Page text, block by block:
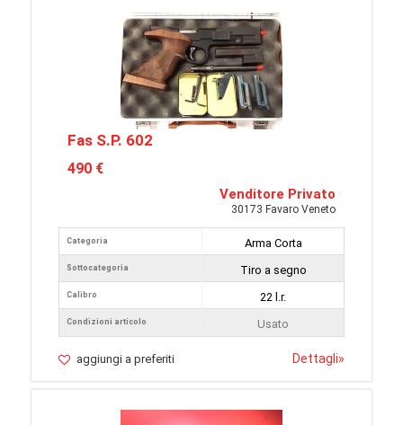
Fas S.P. 602
490 €
Venditore Privato
30173 Favaro Veneto
Categoria
Sottocategoria
Calibro
Condizioni articolo
Arma Corta
Tiro a segno
22 l.r.
Usato
aggiungi a preferiti Dettagli»